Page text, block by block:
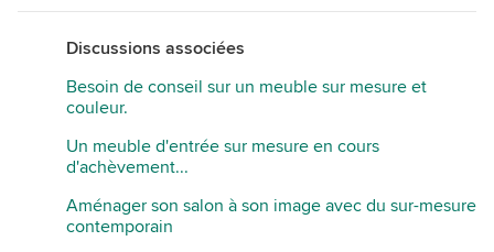
Discussions associées
Besoin de conseil sur un meuble sur mesure et
couleur.
Un meuble d'entrée sur mesure en cours
d'achèvement...
Aménager son salon à son image avec du sur-mesure
contemporain